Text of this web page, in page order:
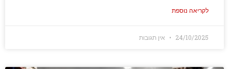
לקריאה נוספת
24/10/2025 אין תגובות